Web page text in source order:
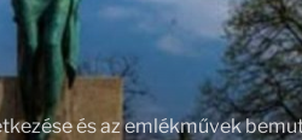
és az emlékművek